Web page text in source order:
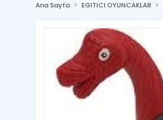
Ana Sayfa EGITICI OYUNCAKLAR